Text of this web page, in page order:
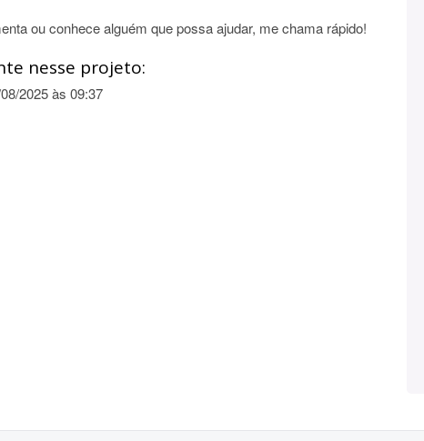
ou conhece alguém que possa ajudar, me chama rápido!
nesse projeto:
2025 às 09:37